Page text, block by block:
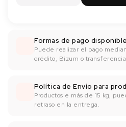
Formas de pago
Puede realizar el pago
crédito, Bizum o
Política de Envío para
Productos e más de 15 kg,
retraso en la entrega.